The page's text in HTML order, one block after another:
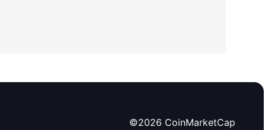
©2026 CoinMarketCap